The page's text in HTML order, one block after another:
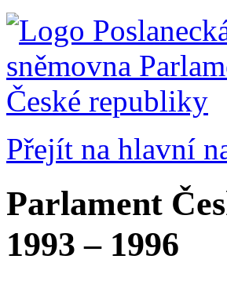
Přejít na hlavní
Parlament
1993 – 1996